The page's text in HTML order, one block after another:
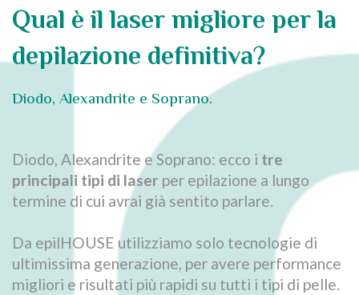
Qual è il laser migliore per la
depilazione definitiva?
Diodo, Alexandrite e Soprano.
Diodo, Alexandrite e Soprano: ecco i tre
principali tipi di laser per epilazione a lungo
termine di cui avrai già sentito parlare.
Da epilHOUSE utilizziamo solo tecnologie di
ultimissima generazione, per avere performance
migliori e risultati più rapidi su tutti i tipi di pelle.